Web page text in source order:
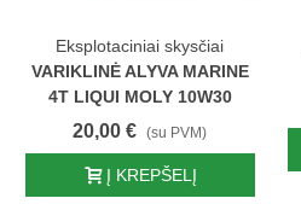
Eksplotaciniai skysčiai
VARIKLINĖ ALYVA MARINE
4T LIQUI MOLY 10W30
20,00 € (su PVM)
Į KREPŠELĮ